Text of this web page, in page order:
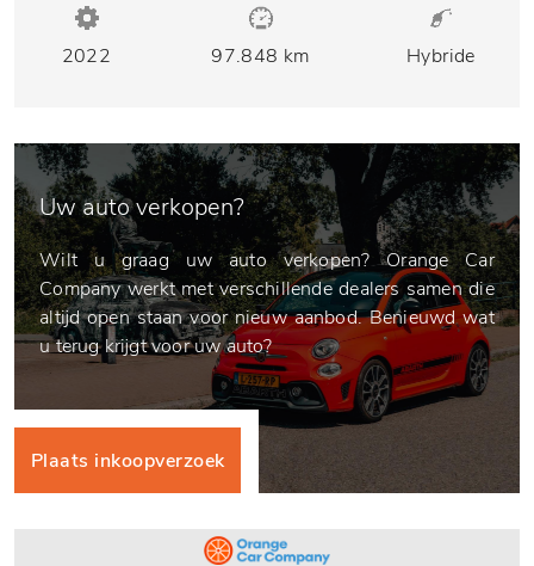
2022 97.848 km Hybride
Uw auto verkopen?
Wilt u graag uw auto verkopen? Orange Car
Company werkt met verschillende dealers samen die
altijd open staan voor nieuw aanbod. Benieuwd wat
u terug krijgt voor uw auto?
Plaats inkoopverzoek